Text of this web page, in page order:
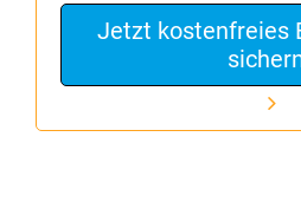
Jetzt kostenfreies